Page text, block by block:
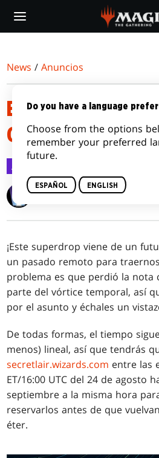
main
News /Anuncios
BUENOS TIEMPOS
OF TIME
Anuncios
Wizards of the Coast
¡Este superdrop viene de un
un pasado remoto para
problema es que perdió la nota
parte del vórtice temporal, así
por el asunto y échales un
De todas formas, el tiempo
menos) lineal, así que tendrás
secretlair.wizards.com entre las
ET/16:00 UTC del 24 de agosto
septiembre a la misma hora
reservarlos antes de que
éter.
Do you have a language
Choose from the options
remember your preferred
future.
ESPAÑOL ENGLISH